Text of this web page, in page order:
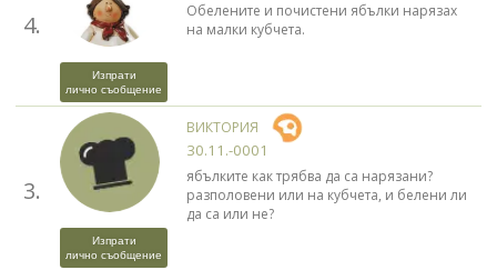
4.
Изпрати
лично съобщение
Обелените и почистени ябълки нарязах
на малки кубчета.
3.
Изпрати
лично съобщение
ВИКТОРИЯ
30.11.-0001
ябълките как трябва да са нарязани?
разполовени или на кубчета, и белени ли
да са или не?